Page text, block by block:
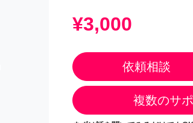
¥3,000
依頼相談
複数のサ